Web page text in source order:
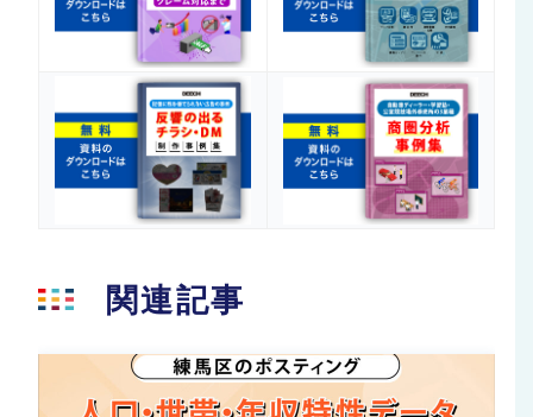
関連記事